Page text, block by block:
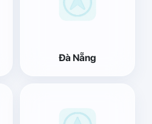
Đà Nẵng